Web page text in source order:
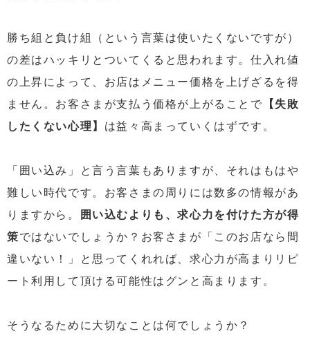
勝ち組と負け組（という言葉は使いたくないですが）
の差はハッキリとついてくると思われます。仕入れ値
の上昇によって、お店はメニュー価格を上げざるを得
ません。お客さまが支払う価格が上がることで 【失敗
したくない心理】 は益々高まっていくはずです。
「囲い込み」と言う言葉もありますが、それはもはや
難しい時代です。お客さまの周りには数多の情報があ
りますから。
囲い込むよりも、求心力を付けた方が得
策ではないでしょうか？お客さまが「このお店なら間
違いない！」と思ってくれれば、求心力が高まりリピ
ート利用して頂ける可能性はグンと高まります。
そうなるために大切なことは何でしょうか？